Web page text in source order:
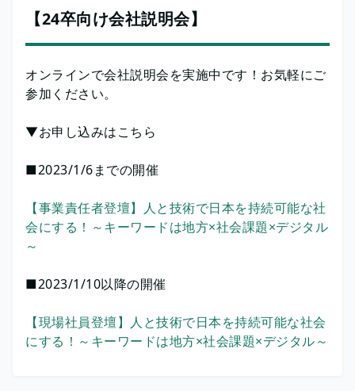
【24卒向け会社説明会】
オンラインで会社説明会を実施中です！お気軽にご
参加ください。
▼お申し込みはこちら
■2023/1/6までの開催
【事業責任者登壇】人と技術で日本を持続可能な社
会にする！～キーワードは地方×社会課題×デジタル
～
■2023/1/10以降の開催
【現場社員登壇】人と技術で日本を持続可能な社会
にする！～キーワードは地方×社会課題×デジタル～